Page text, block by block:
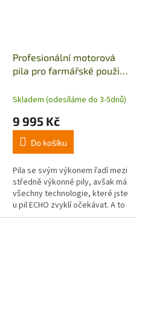
Profesionální motorová
pila pro farmářské použití
Skladem (odesíláme do 3-5dnů)
9 995 Kč
Do košíku
Pila se svým výkonem řadí mezi
středně výkonné pily, avšak má
všechny technologie, které jste
u pil ECHO zvyklí očekávat. A to
jsou: odlehčený start, boční